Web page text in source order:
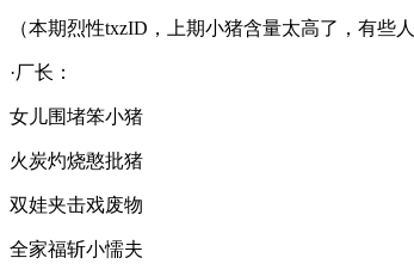
（本期烈性txzID，上期小猪含量太高了，有些
·厂长：
女儿围堵笨小猪
火炭灼烧憨批猪
双娃夹击戏废物
全家福斩小懦夫